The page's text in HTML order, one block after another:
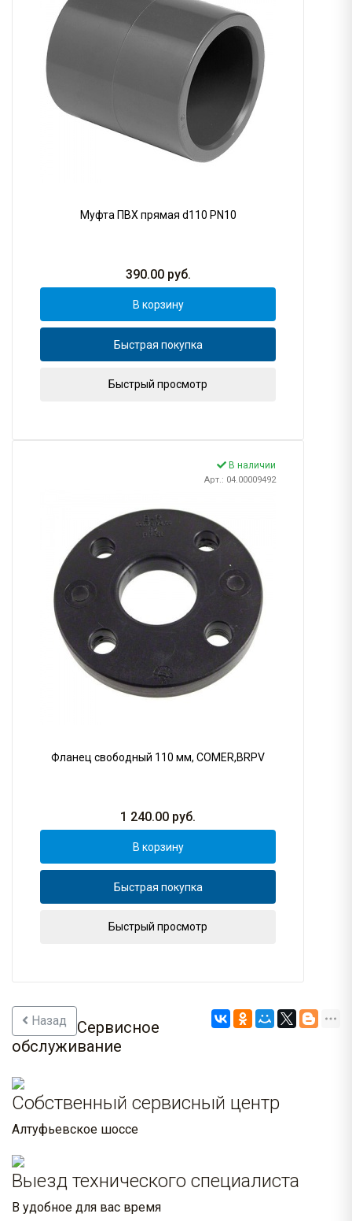
Муфта ПВХ прямая d110 PN10
390.00руб.
В корзину
Быстрая покупка
Быстрый просмотр
В наличии
Арт.: 04.00009492
Фланец свободный 110 мм, COMER,BRPV
1 240.00 руб.
В корзину
Быстрая покупка
Быстрый просмотр
Назад
Сервисное
обслуживание
Собственный сервисный центр
Алтуфьевское шоссе
Выезд технического специалиста
В удобное для вас время